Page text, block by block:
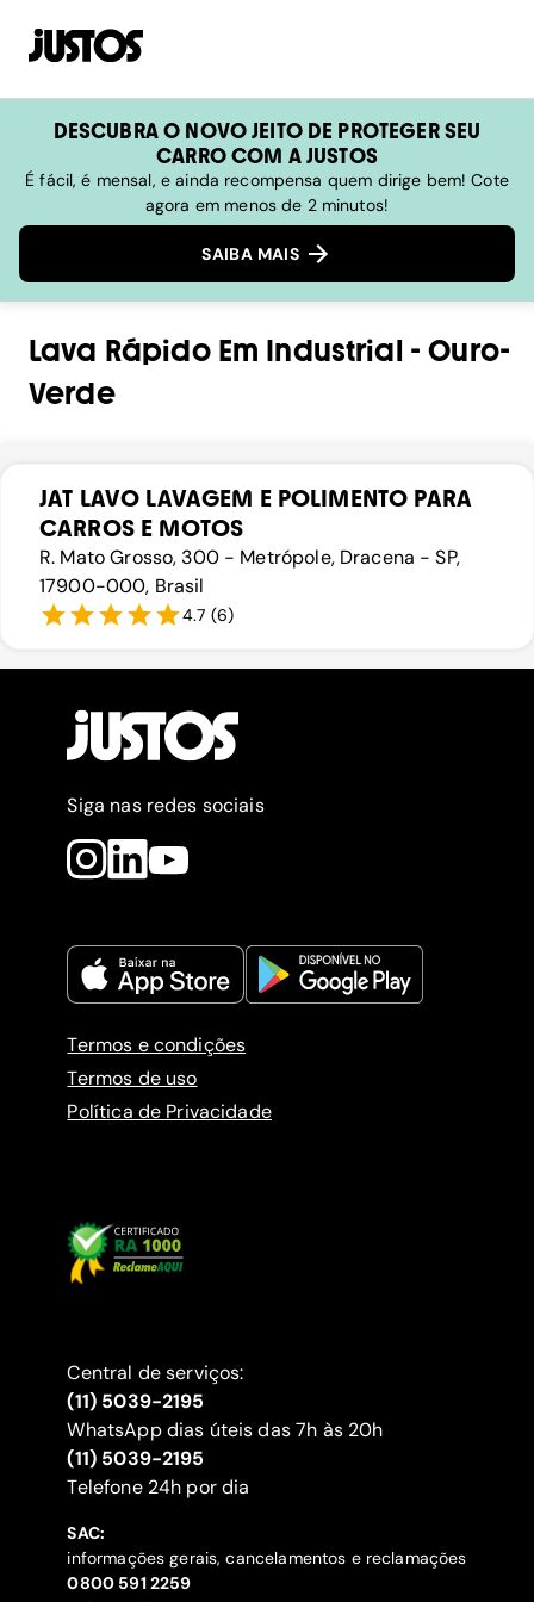
DESCUBRA O NOVO JEITO DE PROTEGER SEU
CARRO COM A JUSTOS
É fácil, é mensal, e ainda recompensa quem dirige bem! Cote
agora em menos de 2 minutos!
SAIBA MAIS
Lava RápidoEm Industrial-Ouro-
Verde
JAT LAVO LAVAGEM E POLIMENTO PARA
CARROS E MOTOS
R. Mato Grosso, 300 - Metrópole, Dracena - SP,
17900-000, Brasil
4.7 (6)
Siga nas redes sociais
Termos e condições
Termos de uso
Política de Privacidade
Central de serviços:
(11) 5039-2195
WhatsApp dias úteis das 7h às 20h
(11) 5039-2195
‍Telefone 24h por dia
SAC:
informações gerais, cancelamentos e reclamações
‍0800 591 2259